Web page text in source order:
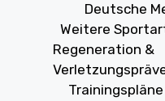
Deutsche
Weitere
Regeneration &
Trainingspläne